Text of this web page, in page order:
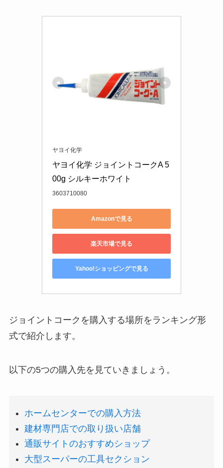
ヤヨイ化学
ヤヨイ化学 ジョイントコークA 5
00g シルキーホワイト
3603710080
Amazonで見る
楽天市場で見る
Yahoo!ショッピングで見る
ジョイントコークを購入する場所をランキング形
式で紹介します。
以下の5つの購入先を見ていきましょう。
ホームセンターでの購入方法
建材専門店での取り扱い店舗
通販サイトのおすすめショップ
大型スーパーの工具セクション